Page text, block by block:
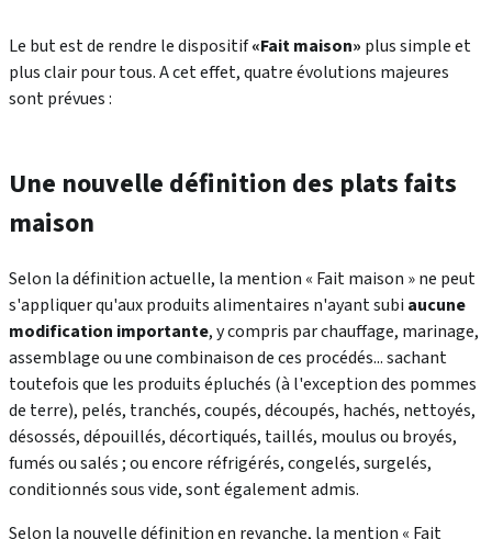
Le but est de rendre le dispositif«Fait maison» plus simple et
plus clair pour tous. A cet effet, quatre évolutions majeures
sont prévues :
Une nouvelle définition des plats faits
maison
Selon la définition actuelle, la mention « Fait maison » ne peut
s'appliquer qu'aux produits alimentaires n'ayant subi aucune
modification importante, y compris par chauffage, marinage,
assemblage ou une combinaison de ces procédés... sachant
toutefois que les produits épluchés (à l'exception des pommes
de terre), pelés, tranchés, coupés, découpés, hachés, nettoyés,
désossés, dépouillés, décortiqués, taillés, moulus ou broyés,
fumés ou salés ; ou encore réfrigérés, congelés, surgelés,
conditionnés sous vide, sont également admis.
Selon la nouvelle définition en revanche, la mention « Fait